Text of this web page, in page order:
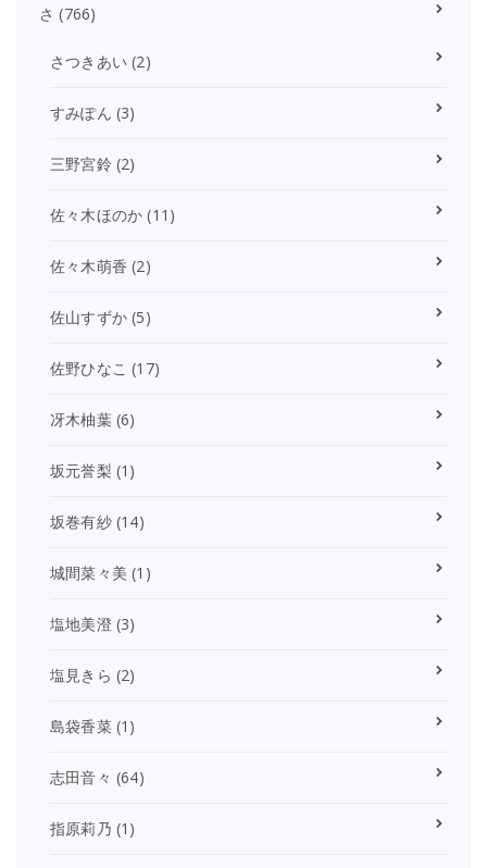
さ (766)
さつきあい (2)
すみぽん (3)
三野宮鈴(2)
佐々木ほのか (11)
佐々木萌香 (2)
佐山すずか (5)
佐野ひなこ (17)
冴木柚葉(6)
坂元誉梨 (1)
坂巻有紗(14)
城間菜々美 (1)
塩地美澄(3)
塩見きら (2)
島袋香菜(1)
志田音々 (64)
指原莉乃 (1)